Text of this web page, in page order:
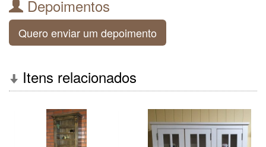
Depoimentos
Quero enviar um depoimento
Itens relacionados